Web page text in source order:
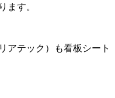
ます。
アテック）も看板シート